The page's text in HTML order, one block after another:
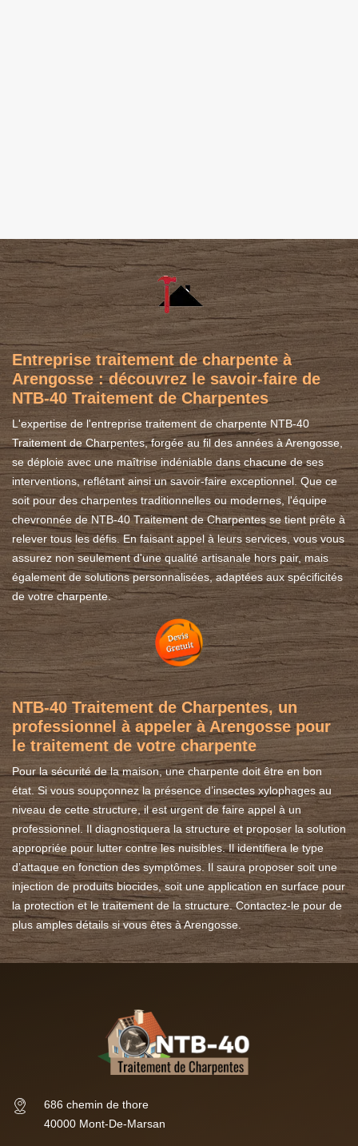
Entreprise traitement de charpente à
Arengosse : découvrez le savoir-faire de
NTB-40 Traitement de Charpentes
L'expertise de l'entreprise traitement de charpente NTB-40
Traitement de Charpentes, forgée au fil des années à Arengosse,
se déploie avec une maîtrise indéniable dans chacune de ses
interventions, reflétant ainsi un savoir-faire exceptionnel. Que ce
soit pour des charpentes traditionnelles ou modernes, l'équipe
chevronnée de NTB-40 Traitement de Charpentes se tient prête à
relever tous les défis. En faisant appel à leurs services, vous vous
assurez non seulement d'une qualité artisanale hors pair, mais
également de solutions personnalisées, adaptées aux spécificités
de votre charpente.
NTB-40 Traitement de Charpentes, un
professionnel à appeler à Arengosse pour
le traitement de votre charpente
Pour la sécurité de la maison, une charpente doit être en bon
état. Si vous soupçonnez la présence d’insectes xylophages au
niveau de cette structure, il est urgent de faire appel à un
professionnel. Il diagnostiquera la structure et proposer la solution
appropriée pour lutter contre les nuisibles. Il identifiera le type
d’attaque en fonction des symptômes. Il saura proposer soit une
injection de produits biocides, soit une application en surface pour
la protection et le traitement de la structure. Contactez-le pour de
plus amples détails si vous êtes à Arengosse.
686 chemin de thore
40000 Mont-De-Marsan